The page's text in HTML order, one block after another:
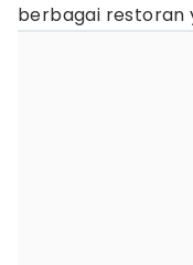
berbagai restoran